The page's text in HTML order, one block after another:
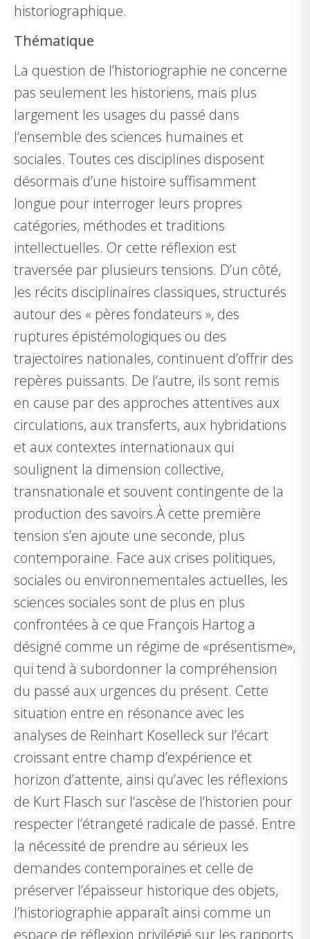
historiographique.
Thématique
La question de l’historiographie ne concerne
pas seulement les historiens, mais plus
largement les usages du passé dans
l’ensemble des sciences humaines et
sociales. Toutes ces disciplines disposent
désormais d’une histoire suffisamment
longue pour interroger leurs propres
catégories, méthodes et traditions
intellectuelles. Or cette réflexion est
traversée par plusieurs tensions. D’un côté,
les récits disciplinaires classiques, structurés
autour des « pères fondateurs », des
ruptures épistémologiques ou des
trajectoires nationales, continuent d’offrir des
repères puissants. De l’autre, ils sont remis
en cause par des approches attentives aux
circulations, aux transferts, aux hybridations
et aux contextes internationaux qui
soulignent la dimension collective,
transnationale et souvent contingente de la
production des savoirs.À cette première
tension s’en ajoute une seconde, plus
contemporaine. Face aux crises politiques,
sociales ou environnementales actuelles, les
sciences sociales sont de plus en plus
confrontées à ce que François Hartog a
désigné comme un régime de «présentisme»,
qui tend à subordonner la compréhension
du passé aux urgences du présent. Cette
situation entre en résonance avec les
analyses de Reinhart Koselleck sur l’écart
croissant entre champ d’expérience et
horizon d’attente, ainsi qu’avec les réflexions
de Kurt Flasch sur l‘ascèse de l’historien pour
respecter l’étrangeté radicale de passé. Entre
la nécessité de prendre au sérieux les
demandes contemporaines et celle de
préserver l’épaisseur historique des objets,
l’historiographie apparaît ainsi comme un
espace de réflexion privilégié sur les rapports